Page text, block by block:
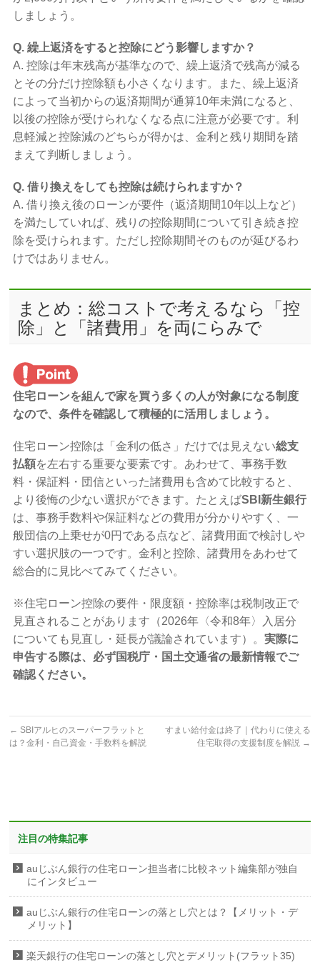
しましょう。
Q. 繰上返済をすると控除にどう影響しますか？
A. 控除は年末残高が基準なので、繰上返済で残高が減る
とその分だけ控除額も小さくなります。また、繰上返済
によって当初からの返済期間が通算10年未満になると、
以後の控除が受けられなくなる点に注意が必要です。利
息軽減と控除減のどちらが得かは、金利と残り期間を踏
まえて判断しましょう。
Q. 借り換えをしても控除は続けられますか？
A. 借り換え後のローンが要件（返済期間10年以上など）
を満たしていれば、残りの控除期間について引き続き控
除を受けられます。ただし控除期間そのものが延びるわ
けではありません。
まとめ：総コストで考えるなら「控
除」と「諸費用」を両にらみで
住宅ローンを組んで家を買う多くの人が対象になる制度
なので、条件を確認して積極的に活用しましょう。
住宅ローン控除は「金利の低さ」だけでは見えない総支
払額を左右する重要な要素です。あわせて、事務手数
料・保証料・団信といった諸費用も含めて比較すると、
より後悔の少ない選択ができます。たとえばSBI新生銀行
は、事務手数料や保証料などの費用が分かりやすく、一
般団信の上乗せが0円である点など、諸費用面で検討しや
すい選択肢の一つです。金利と控除、諸費用をあわせて
総合的に見比べてみてください。
※住宅ローン控除の要件・限度額・控除率は税制改正で
見直されることがあります（2026年〈令和8年〉入居分
についても見直し・延長が議論されています）。実際に
申告する際は、必ず国税庁・国土交通省の最新情報でご
確認ください。
← SBIアルヒのスーパーフラットと
は？金利・自己資金・手数料を解説
すまい給付金は終了｜代わりに使える
住宅取得の支援制度を解説 →
注目の特集記事
auじぶん銀行の住宅ローン担当者に比較ネット編集部が独自
にインタビュー
auじぶん銀行の住宅ローンの落とし穴とは？【メリット・デ
メリット】
楽天銀行の住宅ローンの落とし穴とデメリット(フラット35)